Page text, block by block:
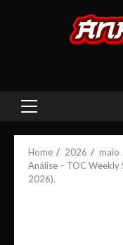
Primary
Home 2026
maio
Análise – TOC
2026).